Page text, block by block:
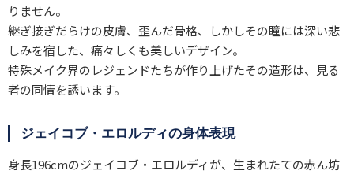
りません。
継ぎ接ぎだらけの皮膚、歪んだ骨格、しかしその瞳には深い悲
しみを宿した、痛々しくも美しいデザイン。
特殊メイク界のレジェンドたちが作り上げたその造形は、見る
者の同情を誘います。
ジェイコブ・エロルディの身体表現
身長196cmのジェイコブ・エロルディが、生まれたての赤ん坊